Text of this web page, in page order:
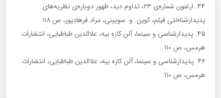
۴۴. ارغنون شماره‌ی ۲۳، تداوم دید، ظهور دوباره‌ی نظریه‌های
پدیدار‌شناختی فیلم، کوین. و. سویینی، مراد فرهادپور، ص ۱۱۸
۴۵. پدیدار‌شناسی و سینما، آلن کازه بیه، علاالدین طباطبایی، انتشارات
هرمس، ص ۱۱۰
۴۶. پدیدار‌شناسی و سینما، آلن کازه بیه، علاالدین طباطبایی، انتشارات
هرمس، ص ۱۱۰